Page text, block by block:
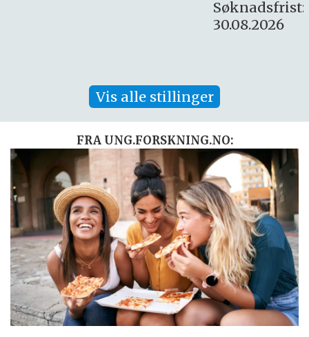
Vis alle stillinger
FRA UNG.FORSKNING.NO: